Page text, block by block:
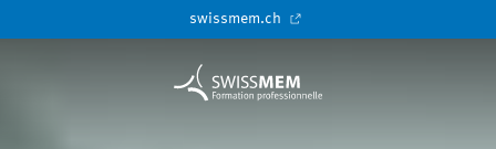
swissmem.ch